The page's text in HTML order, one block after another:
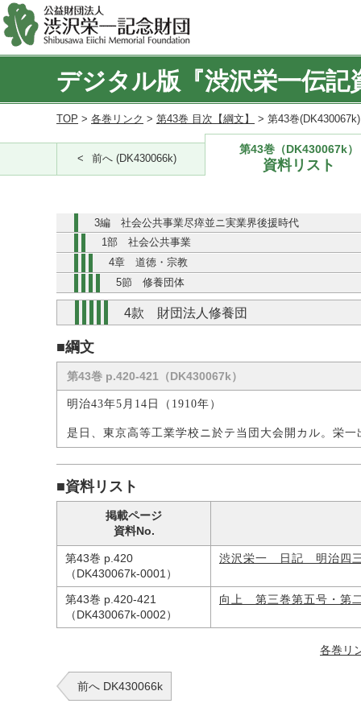
デジタル版『渋沢栄一伝記
TOP > 各巻リンク > 第43巻 目次【綱文】 > 第43巻
前へ (DK430066k)
第43巻（DK430067k）
資料リスト
3編 社会公共事業尽瘁並ニ実業界後援時代
1部 社会公共事業
4章 道徳・宗教
5節 修養団体
4款 財団法人修養団
■綱文
第43巻 p.420-421（DK430067k）
明治43年5月14日（1910年）
是日、東京高等工業学校ニ於テ当団大会開カル。栄
■資料リスト
掲載ページ
資料No.
第43巻 p.420
（DK430067k-0001）
渋沢栄一 日記 明治四
第43巻 p.420-421
（DK430067k-0002）
向上 第三巻第五号・第
各巻リ
前へ DK430066k